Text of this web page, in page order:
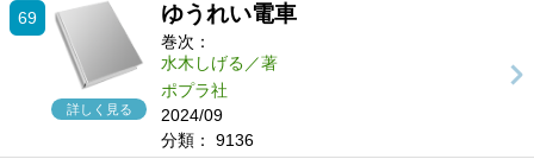
69
詳しく見る
ゆうれい電車
巻次：
水木しげる／著
ポプラ社
2024/09
分類：
9136